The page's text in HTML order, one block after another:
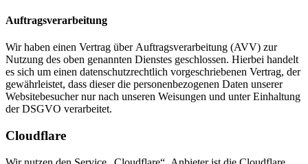
Auftragsverarbeitung
Wir haben einen Vertrag über Auftragsverarbeitung (AVV) zur
Nutzung des oben genannten Dienstes geschlossen. Hierbei handelt
es sich um einen datenschutzrechtlich vorgeschriebenen Vertrag, der
gewährleistet, dass dieser die personenbezogenen Daten unserer
Websitebesucher nur nach unseren Weisungen und unter Einhaltung
der DSGVO verarbeitet.
Cloudflare